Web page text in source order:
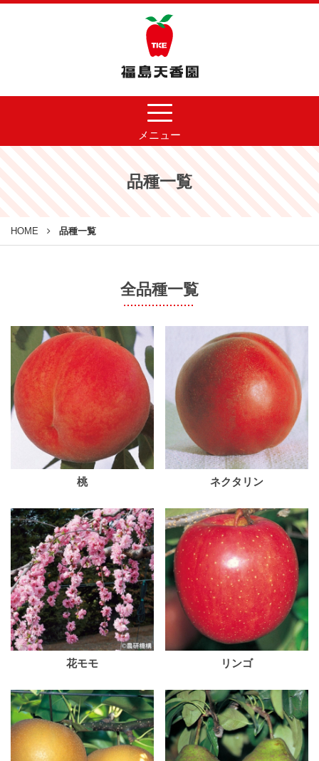
メニュー
品種一覧
HOME 品種一覧
全品種一覧
桃 ネクタリン
花モモ リンゴ